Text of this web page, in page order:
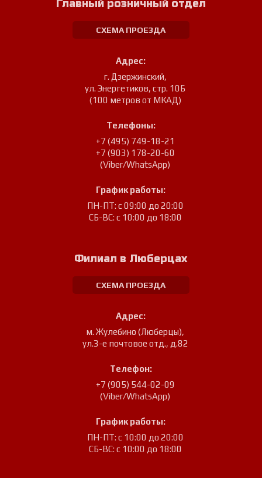
Главный розничный отдел
СХЕМА ПРОЕЗДА
Адрес:
г. Дзержинский,
ул. Энергетиков, стр. 10Б
(100 метров от МКАД)
Телефоны:
+7 (495) 749-18-21
+7 (903) 178-20-60
(Viber/WhatsApp)
График работы:
ПН-ПТ: с 09:00 до 20:00
СБ-ВС: с 10:00 до 18:00
Филиал в Люберцах
СХЕМА ПРОЕЗДА
Адрес:
м. Жулебино (Люберцы),
ул.3-е почтовое отд., д.82
Телефон:
+7 (905) 544-02-09
(Viber/WhatsApp)
График работы:
ПН-ПТ: с 10:00 до 20:00
СБ-ВС: с 10:00 до 18:00